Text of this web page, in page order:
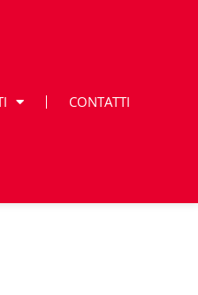
CONTATTI